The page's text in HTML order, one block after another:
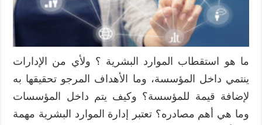
ما هو استقطاب الموارد البشرية ؟ ولأي من الإدارات
ينتمي داخل المؤسسة، وما الأهداف المرجو تحقيقها به
لإضافة قيمة للمؤسسة؟ وكيف يتم داخل المؤسسات
وما هي أهم مصادره؟ تعتبر إدارة الموارد البشرية مهمة